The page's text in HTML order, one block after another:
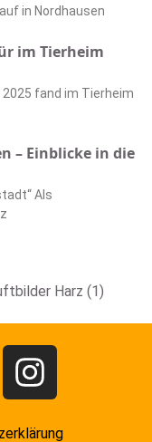
in Nordhausen
im Tierheim
fand im Tierheim
– Einblicke in die
Als
Harz (1)